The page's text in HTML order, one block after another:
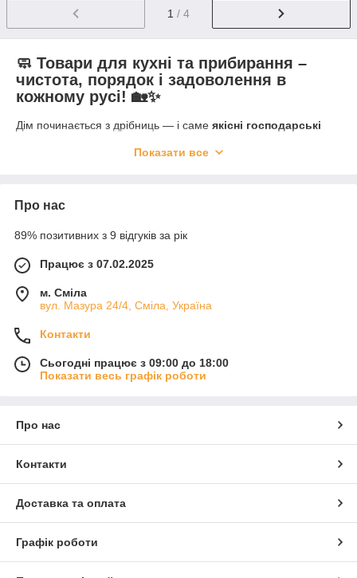
1 / 4
🧼 Товари для кухні та прибирання –
чистота, порядок і задоволення в
кожному русі! 🏡✨
Дім починається з дрібниць — і саме якісні господарські
із задоволенням та прибирати без зайвих зусиль.
приємнішим
🧽 Що ви знайдете в нашому асортименті?
🍴 Для кухні:
Щітки, йоржики, дозатори
Кухонні рушники, серветки, ганчірки
Мікрофібра – універсальна, для скла, дзеркал і
меблів
Швабри, насадки, відра
Спецзасоби для прибирання (губки з абразивом,
металеві сітки тощо)
💪 Чому варто обирати нас:
Показати все
Про нас
89% позитивних з 9 відгуків за рік
Працює з 07.02.2025
м. Сміла
вул. Мазура 24/4, Сміла, Україна
Контакти
Сьогодні працює з 09:00 до 18:00
Показати весь графік роботи
Про нас
Контакти
Доставка та оплата
Графік роботи